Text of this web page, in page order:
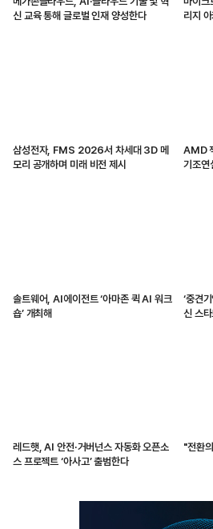
신 교육 통해 글로벌 인재 양성한다
리지
삼성전자, FMS 2026서 차세대 3D 메
모리 공개하며 미래 비전 제시
AMD
기조연
솔트웨어, AI에이전트 ‘아마존 퀵 AI 워크
숍’ 개최해
‘중견
신 스
레드햇, AI 안전·거버넌스 자동화 오픈소
스 프로젝트 ‘아사고’ 출범한다
"전환